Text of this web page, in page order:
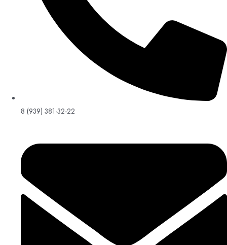
8 (939) 381-32-22